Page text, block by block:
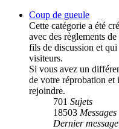
Coup de gueule
Cette catégorie a été
avec des règlements
fils de discussion et qui
visiteurs.
Si vous avez un
de votre réprobation et
rejoindre.
701 Sujets
18503 Messages
Dernier message